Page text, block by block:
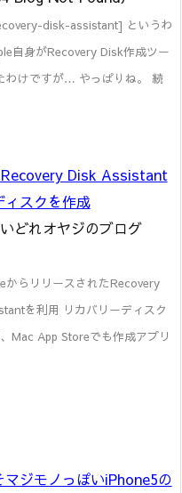
disk-assistant] というわ
自身がRecovery Disk作成ツー
わけですが… やっぱりね。 続
Disk Assistant
ィスクを作成
いどれオヤジのブログ
らリリースされたRecovery
を利用 リカバリーディスク
Mac App Storeでも作成アプリ
マジモノっぽいiPhone5の